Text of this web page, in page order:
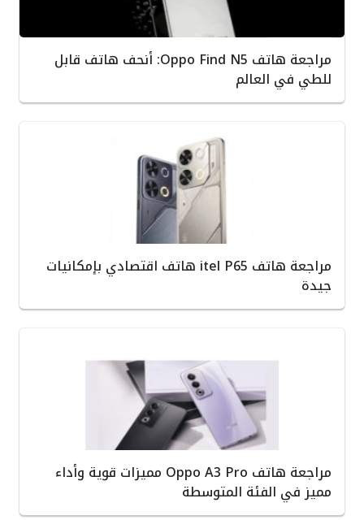
مراجعة هاتف Oppo Find N5: أنحف هاتف قابل
للطي في العالم
مراجعة هاتف itel P65 هاتف اقتصادي بإمكانيات
جيدة
مراجعة هاتف Oppo A3 Pro مميزات قوية وأداء
مميز في الفئة المتوسطة